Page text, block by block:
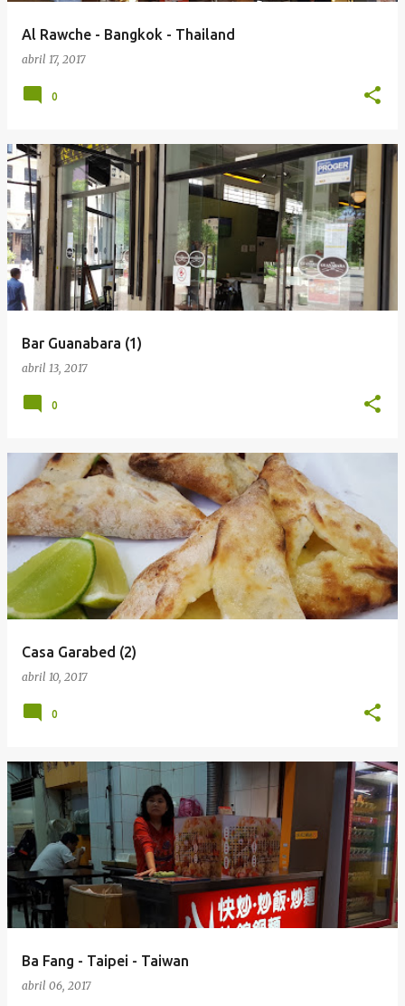
Al Rawche - Bangkok - Thailand
abril 17, 2017
0
Bar Guanabara (1)
abril 13, 2017
0
Casa Garabed (2)
abril 10, 2017
0
Ba Fang - Taipei - Taiwan
abril 06, 2017